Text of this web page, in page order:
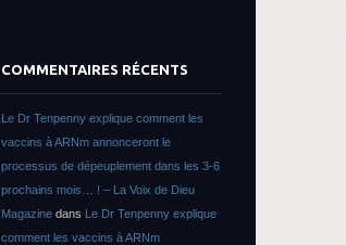
COMMENTAIRES RÉCENTS
Le Dr Tenpenny explique comment les
vaccins à ARNm annonceront le
processus de dépeuplement dans les 3-6
prochains mois… ! – La Voix de Dieu
Magazine dans Le Dr Tenpenny explique
comment les vaccins à ARNm